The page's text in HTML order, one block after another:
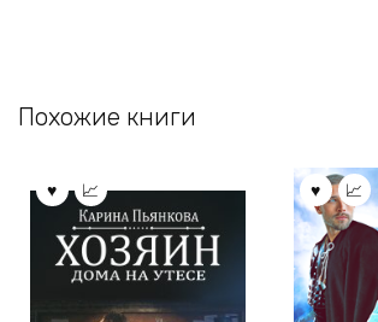
Похожие книги